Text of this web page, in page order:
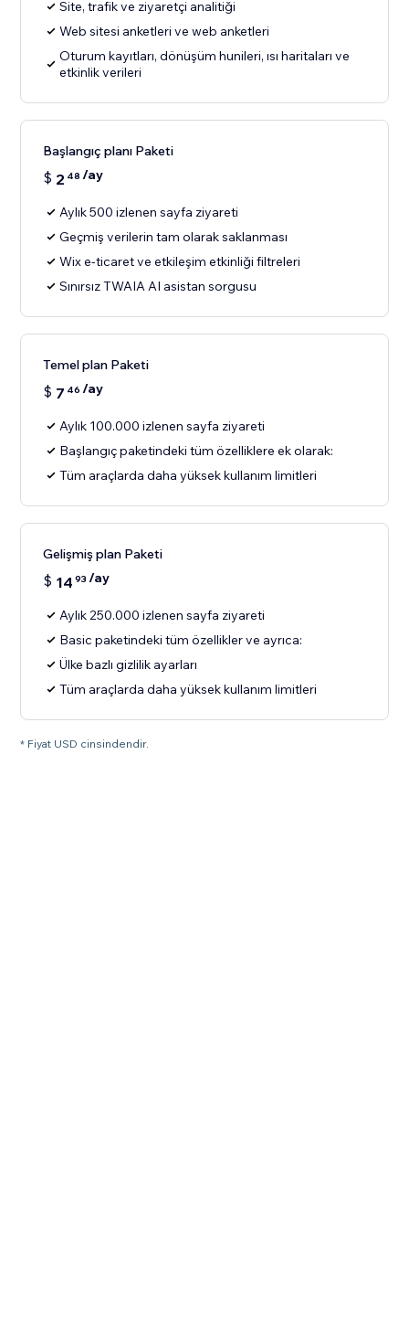
Site, trafik ve ziyaretçi analitiği
Web sitesi anketleri ve web anketleri
Oturum kayıtları, dönüşüm hunileri, ısı haritaları ve
etkinlik verileri
Başlangıç planı Paketi
$ 2 48 /ay
Aylık 500 izlenen sayfa ziyareti
Geçmiş verilerin tam olarak saklanması
Wix e-ticaret ve etkileşim etkinliği filtreleri
Sınırsız TWAIA AI asistan sorgusu
Temel plan Paketi
$ 7 46 /ay
Aylık 100.000 izlenen sayfa ziyareti
Başlangıç paketindeki tüm özelliklere ek olarak:
Tüm araçlarda daha yüksek kullanım limitleri
Gelişmiş plan Paketi
$ 14 93 /ay
Aylık 250.000 izlenen sayfa ziyareti
Basic paketindeki tüm özellikler ve ayrıca:
Ülke bazlı gizlilik ayarları
Tüm araçlarda daha yüksek kullanım limitleri
* Fiyat USD cinsindendir.